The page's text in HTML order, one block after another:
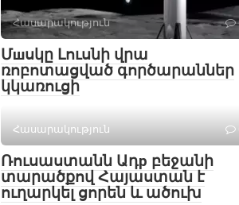
Հասարակություն
Մшսկը Լուսնի վրա
ռոբոտացված գործարաններ
կկառուցի
Հասարակություն
Ռուսաստանն Ադр բեջանի
տարածքով Հայաստան է
ուղարկել ցորեն և ածուխ